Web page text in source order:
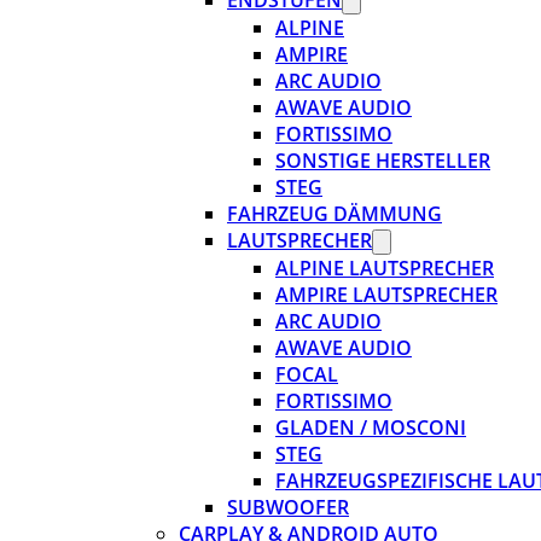
ALPINE
AMPIRE
ARC AUDIO
AWAVE AUDIO
FORTISSIMO
SONSTIGE HERSTELLER
STEG
FAHRZEUG DÄMMUNG
LAUTSPRECHER
ALPINE LAUTSPRECHER
AMPIRE LAUTSPRECHER
ARC AUDIO
AWAVE AUDIO
FOCAL
FORTISSIMO
GLADEN / MOSCONI
STEG
FAHRZEUGSPEZIFISCHE
SUBWOOFER
CARPLAY & ANDROID AUTO